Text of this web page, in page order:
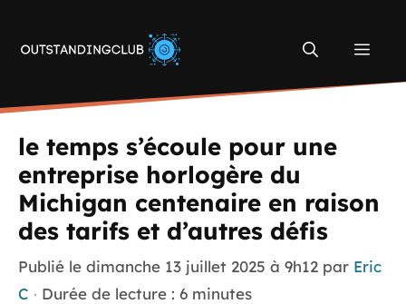
contenu
le temps s’écoule pour une
entreprise horlogère du
Michigan centenaire en raison
des tarifs et d’autres défis
Publié le dimanche 13 juillet 2025 à 9h12 par Eric
C · Durée de lecture : 6 minutes